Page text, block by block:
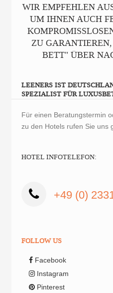
WIR EMPFEHLEN
UM IHNEN AUCH
ZU
BETT" ÜBER
LEENERS IST
SPEZIALIST FÜR
Für einen Beratungstermin
zu den Hotels rufen Sie uns
HOTEL INFOTELEFON:
+49 (0)
FOLLOW US
Facebook
Instagram
Pinterest